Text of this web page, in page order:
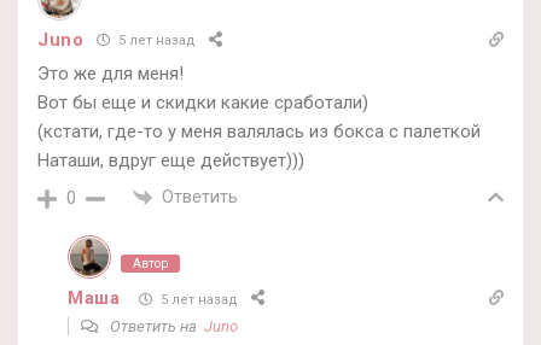
Juno 5 лет назад
Это же для меня!
Вот бы еще и скидки какие сработали)
(кстати, где-то у меня валялась из бокса с палеткой
Наташи, вдруг еще действует)))
0 Ответить
Автор
Маша 5 лет назад
Ответить на Juno